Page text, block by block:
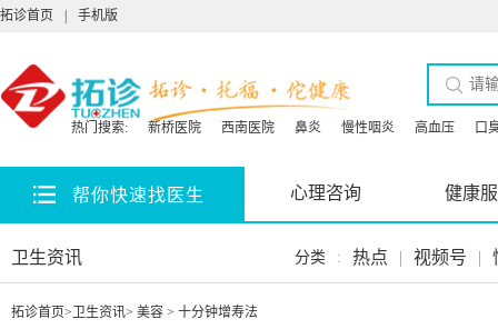
拓诊首页 手机版
热门搜索: 新桥医院 西南医院 鼻炎 慢性咽炎 高血压 口
帮你快速找医生 心理咨询 健康
卫生资讯 分类 : 热点 | 视频号 |
拓诊首页> 卫生资讯> 美容 > 十分钟增寿法